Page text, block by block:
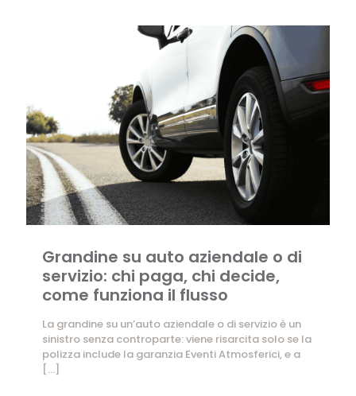
Grandine su auto aziendale o di
servizio: chi paga, chi decide,
come funziona il flusso
La grandine su un’auto aziendale o di servizio è un
sinistro senza controparte: viene risarcita solo se la
polizza include la garanzia Eventi Atmosferici, e a
[…]